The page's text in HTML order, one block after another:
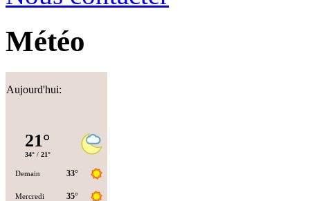
Météo
Aujourd'hui: